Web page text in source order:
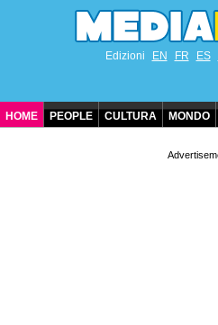
Edizioni EN FR ES
HOME PEOPLE CULTURA MONDO